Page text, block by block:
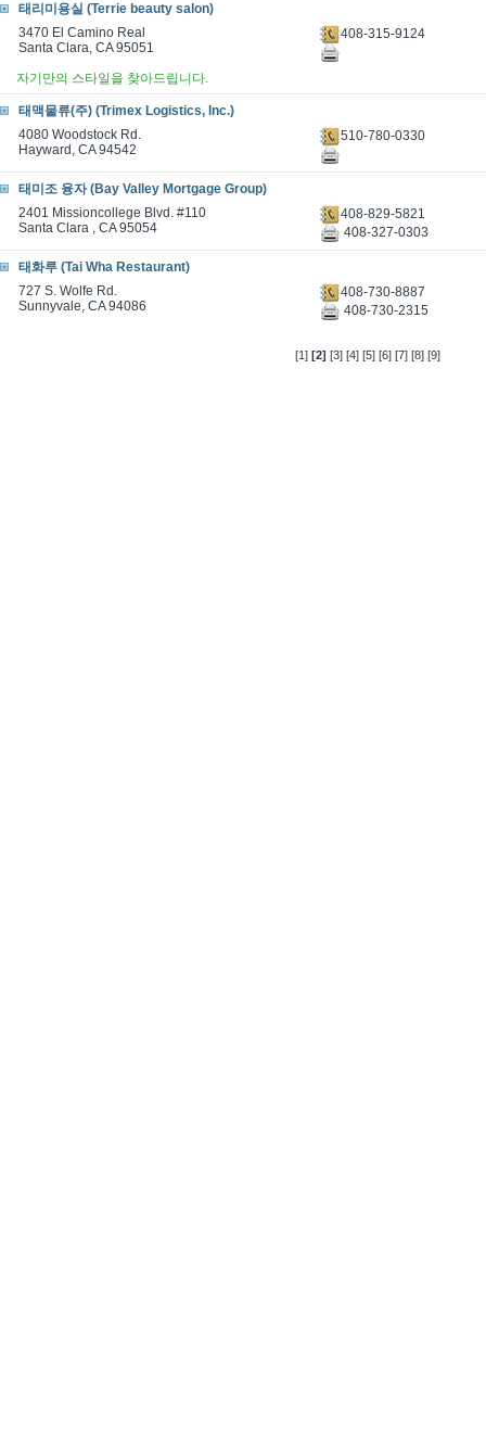
태리미용실 (Terrie beauty salon)
3470 El Camino Real
Santa Clara, CA 95051
408-315-9124
자기만의 스타일을 찾아드립니다.
태맥물류(주) (Trimex Logistics, Inc.)
4080 Woodstock Rd.
Hayward, CA 94542
510-780-0330
태미조 융자 (Bay Valley Mortgage Group)
2401 Missioncollege Blvd. #110
Santa Clara , CA 95054
408-829-5821
408-327-0303
태화루 (Tai Wha Restaurant)
727 S. Wolfe Rd.
Sunnyvale, CA 94086
408-730-8887
408-730-2315
[1] [2] [3] [4] [5] [6] [7] [8] [9]